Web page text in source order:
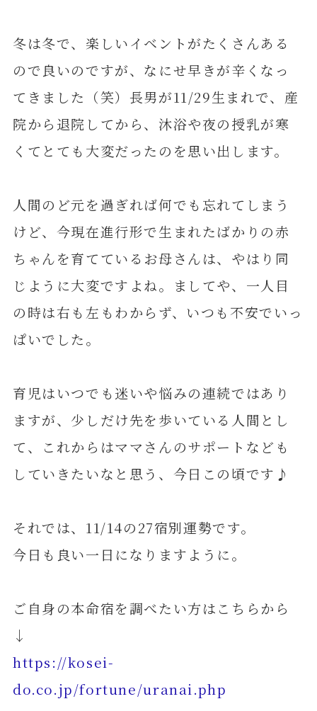
冬は冬で、楽しいイベントがたくさんある
ので良いのですが、なにせ早きが辛くなっ
てきました（笑）長男が11/29生まれで、産
院から退院してから、沐浴や夜の授乳が寒
くてとても大変だったのを思い出します。
人間のど元を過ぎれば何でも忘れてしまう
けど、今現在進行形で生まれたばかりの赤
ちゃんを育てているお母さんは、やはり同
じように大変ですよね。ましてや、一人目
の時は右も左もわからず、いつも不安でいっ
ぱいでした。
育児はいつでも迷いや悩みの連続ではあり
ますが、少しだけ先を歩いている人間とし
て、これからはママさんのサポートなども
していきたいなと思う、今日この頃です♪
それでは、11/14の27宿別運勢です。
今日も良い一日になりますように。
ご自身の本命宿を調べたい方はこちらから
↓
https://kosei-
do.co.jp/fortune/uranai.php